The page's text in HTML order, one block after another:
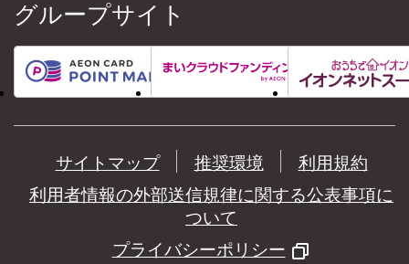
グループサイト
サイトマップ 推奨環境
利用規約
利用者情報の外部送信規律に関する公表事項に
ついて
プライバシーポリシー